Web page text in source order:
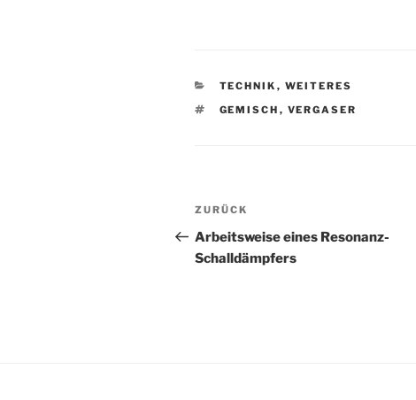
KATEGORIEN
TECHNIK , WEITERES
SCHLAGWÖRTER
GEMISCH , VERGASER
Beitragsnavigation
Vorheriger
Beitrag
ZURÜCK
Arbeitsweise eines Resonanz-
Schalldämpfers